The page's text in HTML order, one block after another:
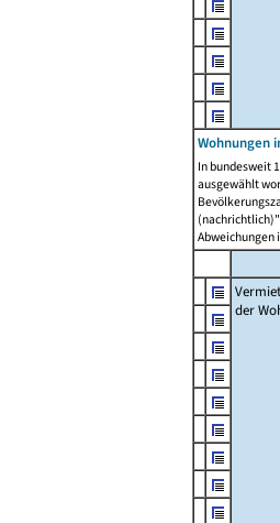
Wohnungen
In bundesweit
ausgewählt
Abweichungen
der